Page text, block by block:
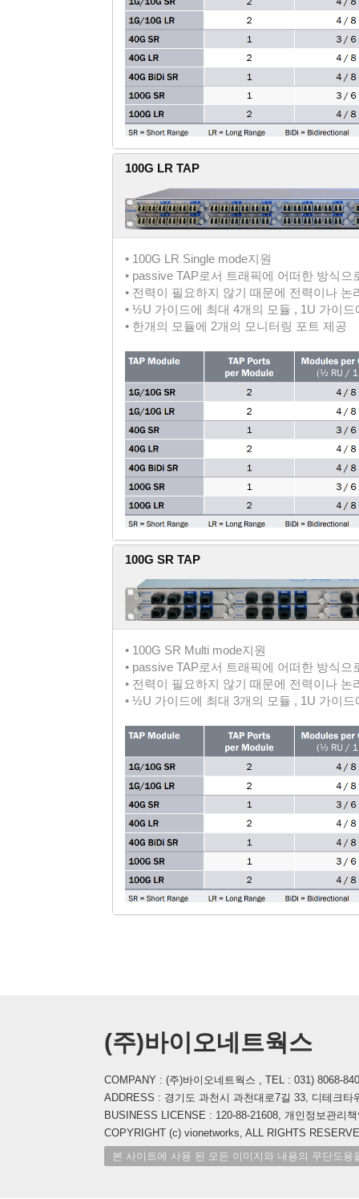
100G LR TAP
• 100G LR Single mode지원
• passive TAP로서 트래픽에 어떠한 방식으
• 전력이 필요하지 않기 때문에 전력이나
• ½U 가이드에 최대 4개의 모듈 , 1U 가이
• 한개의 모듈에 2개의 모니터링 포트 제공
100G SR TAP
• 100G SR Multi mode지원
• passive TAP로서 트래픽에 어떠한 방식으
• 전력이 필요하지 않기 때문에 전력이나
• ½U 가이드에 최대 3개의 모듈 , 1U 가이
(주)바이오네트웍스
COMPANY : (주)바이오네트웍스 , TEL : 031) 8068-
ADDRESS : 경기도 과천시 과천대로7길 33, 디테크타
BUSINESS LICENSE : 120-88-21608, 개인정보관리
COPYRIGHT (c) vionetworks, ALL RIGHTS
본 사이트에 사용 된 모든 이미지와 내용의 무단도